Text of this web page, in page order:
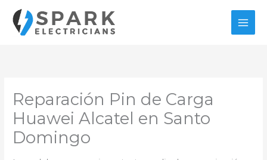
contenido
Reparación Pin de Carga
Huawei Alcatel en Santo
Domingo